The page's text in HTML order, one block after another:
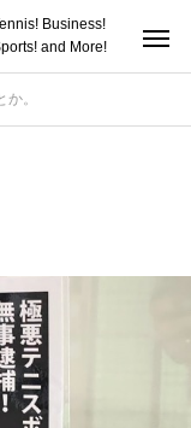
Business!
and More!
。